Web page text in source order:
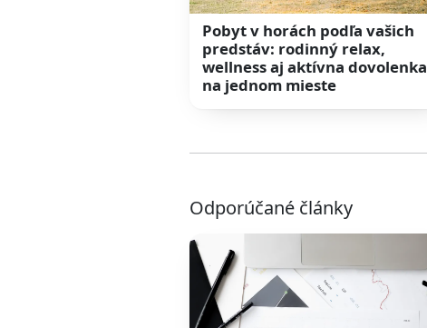
Pobyt v horách podľa vašich
predstáv: rodinný relax,
wellness aj aktívna dovolenka
na jednom mieste
Odporúčané články